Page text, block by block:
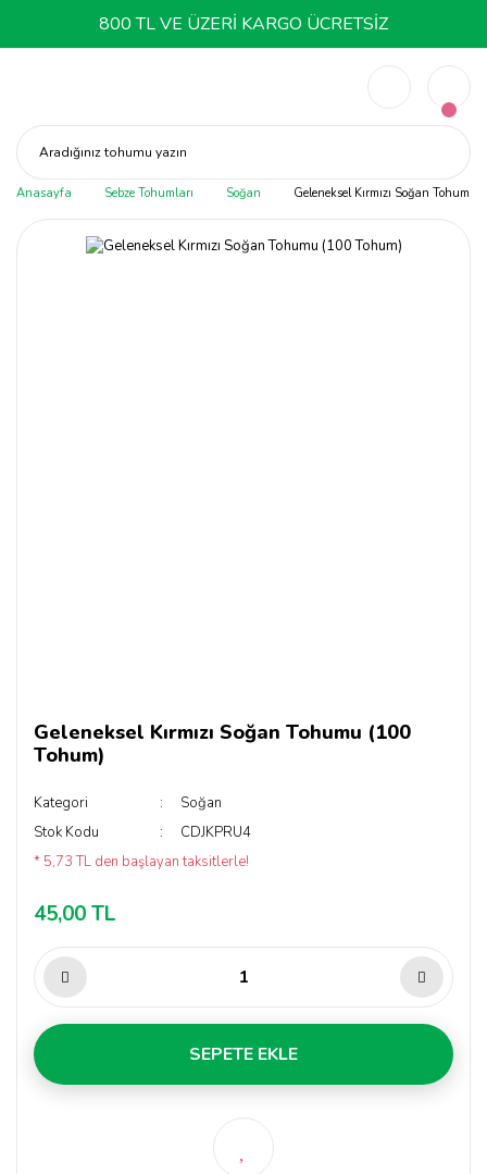
800 TL VE ÜZERİ KARGO ÜCRETSİZ
Aradığınız tohumu yazın
Anasayfa Sebze Tohumları Soğan Geleneksel Kırmızı Soğan Tohumu
Geleneksel Kırmızı Soğan Tohumu (100
Tohum)
Kategori
Soğan
Stok Kodu
CDJKPRU4
* 5,73 TL den başlayan taksitlerle!
45,00 TL
SEPETE EKLE